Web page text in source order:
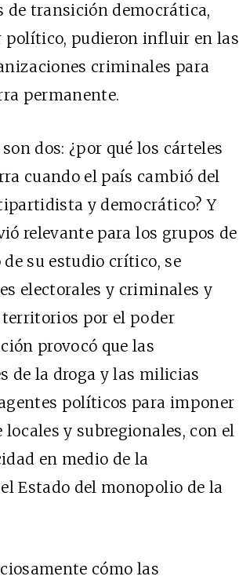
de transición democrática,
político, pudieron influir en las
criminales para
permanente.
dos: ¿por qué los cárteles
cuando el país cambió del
y democrático? Y
relevante para los grupos de
su estudio crítico, se
electorales y criminales y
territorios por el poder
provocó que las
de la droga y las milicias
políticos para imponer
y subregionales, con el
en medio de la
Estado del monopolio de la
cómo las